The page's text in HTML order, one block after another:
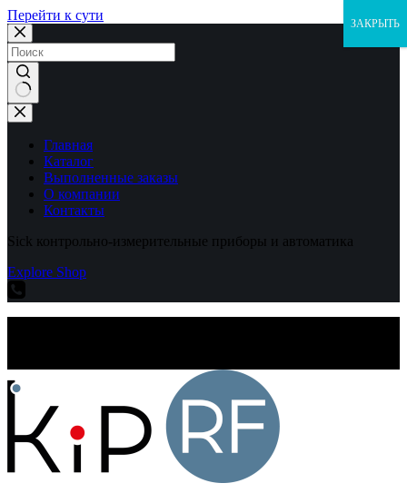
Перейти к сути
Ничего
не
найденоГлавная
Каталог
Выполненные заказы
О компании
Контакты
Sick контрольно-измерительные приборы и автоматика
Explore Shop
ЗАКРЫТЬ